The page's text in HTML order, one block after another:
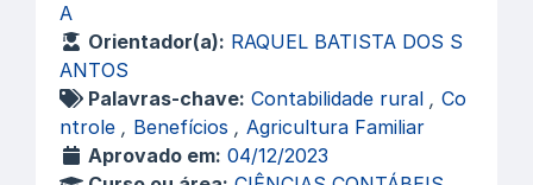
A
Orientador(a): RAQUEL BATISTA DOS S
ANTOS
Palavras-chave: Contabilidade rural , Co
ntrole , Benefícios , Agricultura Familiar
Aprovado em: 04/12/2023